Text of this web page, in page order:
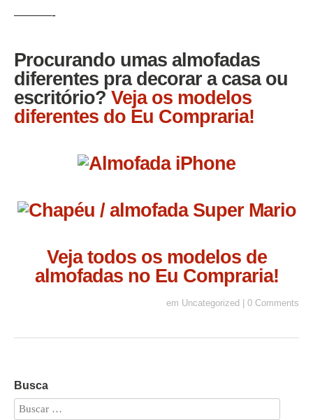
———-
Procurando umas almofadas
diferentes pra decorar a casa ou
escritório? Veja os modelos
diferentes do Eu Compraria!
Veja todos os modelos de
almofadas no Eu Compraria!
em Uncategorized 0 Comments
Busca